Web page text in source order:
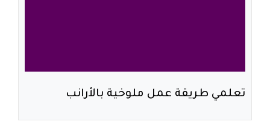
تعلمي طريقة عمل ملوخية بالأرانب